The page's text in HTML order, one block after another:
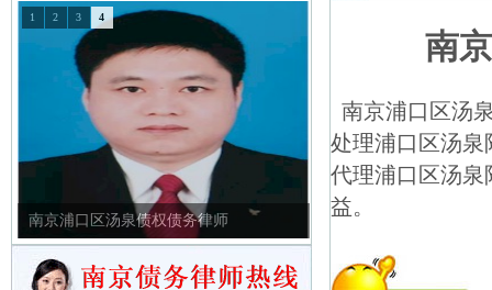
南京浦口区汤泉债权债务律师
1 2 3 4
南
南京浦口区汤
处理浦口区汤泉
代理浦口区汤泉
益。